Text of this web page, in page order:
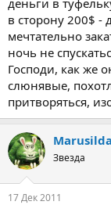
в сторону 200$ -
мечтательно
ночь не
Господи, как же
слюнявые,
притворяться,
Marusilda
Звезда
17 Дек 2011